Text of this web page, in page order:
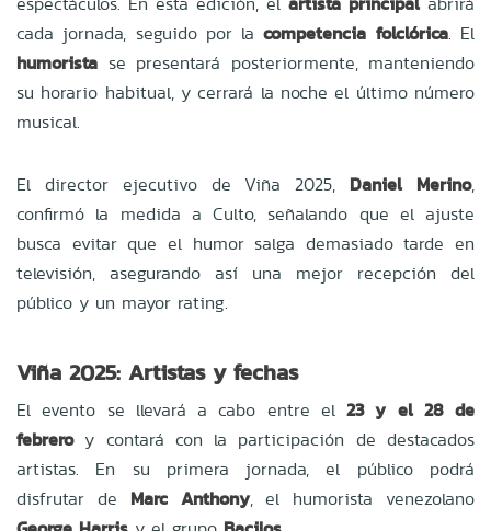
cada jornada, seguido por lacompetencia folclórica. El
humorista se presentará posteriormente, manteniendo
su horario habitual, y cerrará la noche el último número
musical.
El director ejecutivo de Viña 2025, Daniel Merino,
confirmó la medida a Culto, señalando que el ajuste
busca evitar que el humor salga demasiado tarde en
televisión, asegurando así una mejor recepción del
público y un mayor rating.
Viña 2025: Artistas y fechas
El evento se llevará a cabo entre el 23 y el 28 de
febreroy contará con la participación de destacados
artistas. En su primera jornada, el público podrá
disfrutar de Marc Anthony, el humorista venezolano